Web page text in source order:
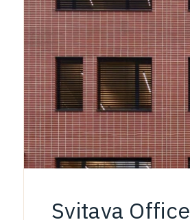
Svitava Office